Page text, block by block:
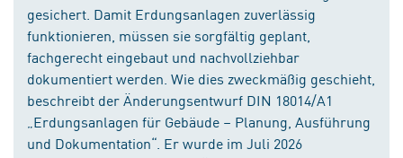
gesichert. Damit Erdungsanlagen zuverlässig
funktionieren, müssen sie sorgfältig geplant,
fachgerecht eingebaut und nachvollziehbar
dokumentiert werden. Wie dies zweckmäßig geschieht,
beschreibt der Änderungsentwurf DIN 18014/A1
„Erdungsanlagen für Gebäude – Planung, Ausführung
und Dokumentation“. Er wurde im Juli 2026